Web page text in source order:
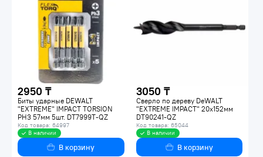
2950 ₸
Биты ударные DEWALT
"EXTREME" IMPACT TORSION
PH3 57мм 5шт. DT7999T-QZ
Код товара: 64997
В наличии
В корзину
3050 ₸
Сверло по дереву DeWALT
"EXTREME IMPACT" 20x152мм
DT90241-QZ
Код товара: 65044
В наличии
В корзину